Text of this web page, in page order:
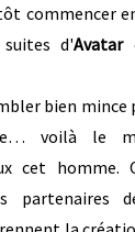
commencer
d'Avatar
bien mince
voilà le
cet homme.
partenaires